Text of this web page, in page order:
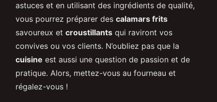
astuces et en utilisant des ingrédients de qualité,
vous pourrez préparer des calamars frits
savoureux et croustillants qui raviront vos
convives ou vos clients. N’oubliez pas que la
cuisine est aussi une question de passion et de
pratique. Alors, mettez-vous au fourneau et
régalez-vous !